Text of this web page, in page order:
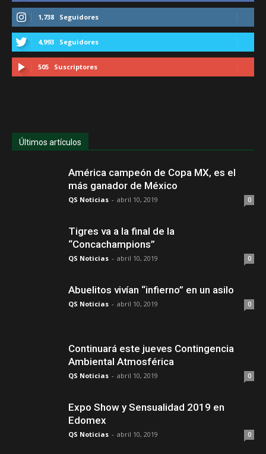
1,738 Seguidores
4,993 Seguidores
505 Suscriptores
Últimos artículos
América campeón de Copa MX, es el
más ganador de México
QS Noticias - abril 10, 2019 0
Tigres va a la final de la
“Concachampions”
QS Noticias - abril 10, 2019 0
Abuelitos vivían “infierno” en un asilo
QS Noticias - abril 10, 2019 0
Continuará este jueves Contingencia
Ambiental Atmosférica
QS Noticias - abril 10, 2019 0
Expo Show y Sensualidad 2019 en
Edomex
QS Noticias - abril 10, 2019 0